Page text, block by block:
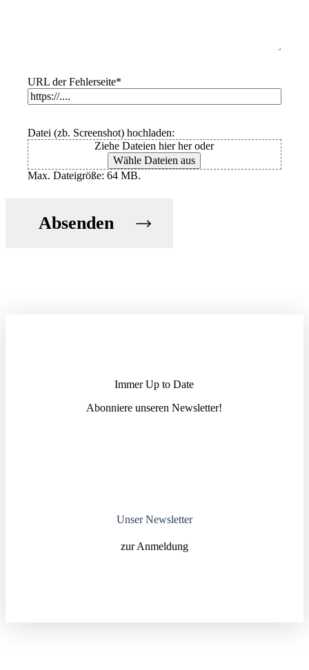
URL der Fehlerseite*
Datei (zb. Screenshot) hochladen:
Ziehe Dateien hier her oder
Wähle Dateien aus
Max. Dateigröße: 64 MB.
Absenden
Immer Up to Date
Abonniere unseren News­letter!
Unser Newsletter
zur Anmeldung